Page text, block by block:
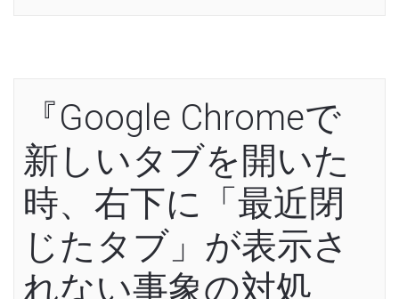
『Google Chromeで
新しいタブを開いた
時、右下に「最近閉
じたタブ」が表示さ
れない事象の対処